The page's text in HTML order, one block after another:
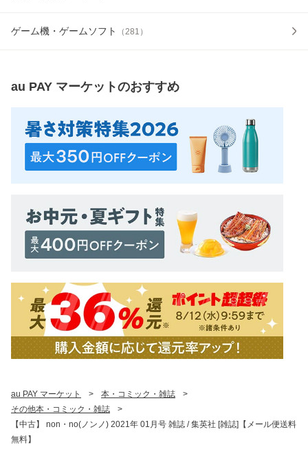
ゲーム機・ゲームソフト （281 ）
au PAY マーケットのおすすめ
au PAY マーケット > 本・コミック・雑誌
>
その他本・コミック・雑誌
>
【中古】 non・no(ノンノ) 2021年 01月号 雑誌 / 集英社 [雑誌]【メール便送料
無料】